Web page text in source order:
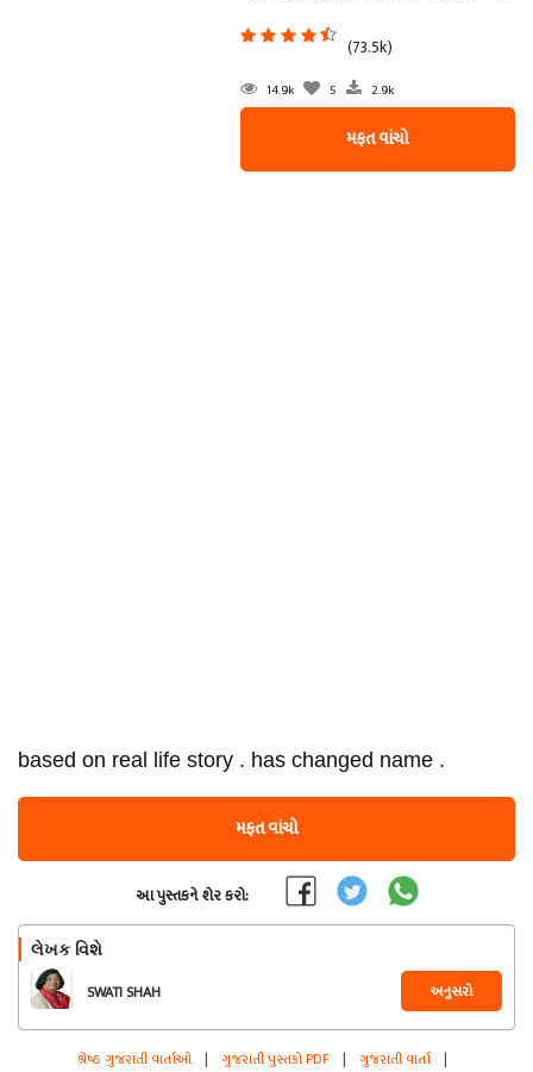
(73.5k)
14.9k 5 2.9k
મફત વાંચો
based on real life story . has changed name .
મફત વાંચો
આ પુસ્તકને શેર કરો:
લેખક વિશે
SWATI SHAH અનુસરો
શ્રેષ્ઠ ગુજરાતી વાર્તાઓ | ગુજરાતી પુસ્તકો PDF | ગુજરાતી વાર્તા |